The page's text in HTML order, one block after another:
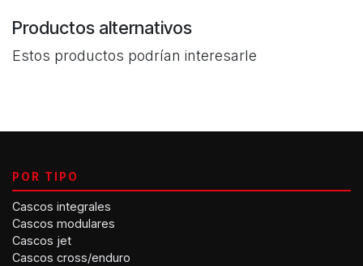
Productos alternativos
Estos productos podrían interesarle
POR TIPO
Cascos integrales
Cascos modulares
Cascos jet
Cascos cross/enduro